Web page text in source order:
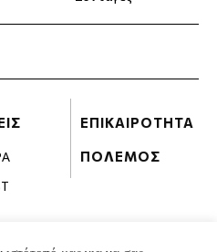
ΕΠΙΚΑΙΡΟΤΗΤΑ
ΠΟΛΕΜΟΣ